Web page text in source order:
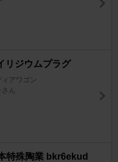
リジウムプラグ
ィアワゴン
ん
特殊陶業 bkr6ekud